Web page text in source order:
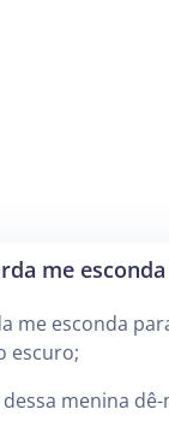
me
me esconda
escuro;
menina